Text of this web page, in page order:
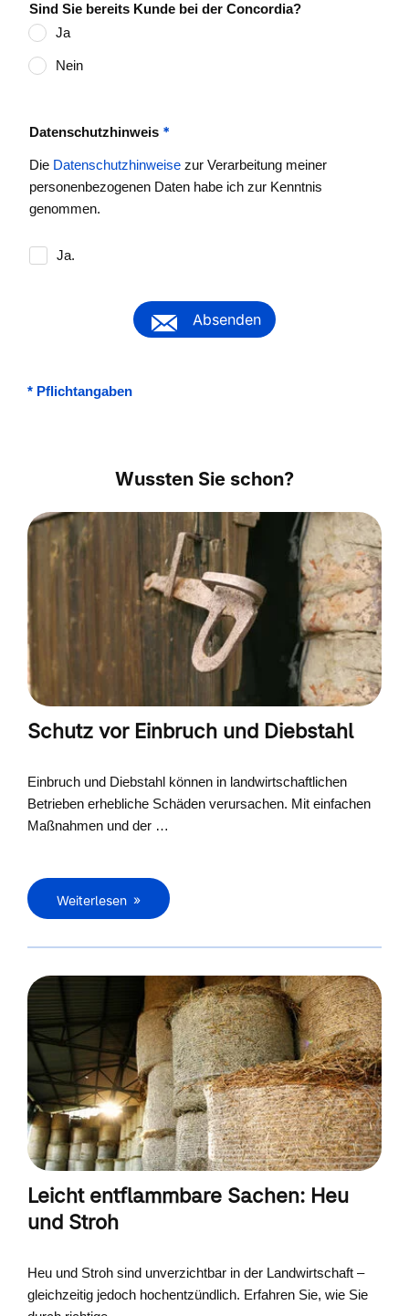
Sind Sie bereits Kunde bei der Concordia?
Ja
Nein
Datenschutzhinweis *
Die Datenschutzhinweise zur Verarbeitung meiner
personenbezogenen Daten habe ich zur Kenntnis
genommen.
Ja.
Absenden
* Pflichtangaben
Wussten Sie schon?
Schutz vor Einbruch und Diebstahl
Einbruch und Diebstahl können in landwirtschaftlichen
Betrieben erhebliche Schäden verursachen. Mit einfachen
Maßnahmen und der …
Weiterlesen
Leicht entflammbare Sachen: Heu
und Stroh
Heu und Stroh sind unverzichtbar in der Landwirtschaft –
gleichzeitig jedoch hochentzündlich. Erfahren Sie, wie Sie